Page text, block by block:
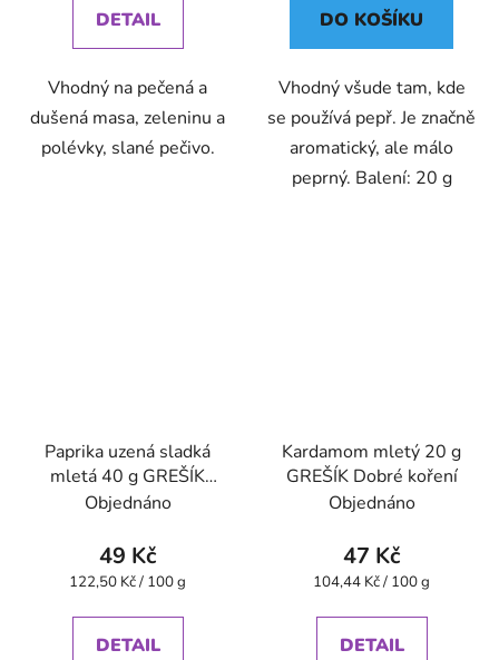
DETAIL
Vhodný na pečená a
dušená masa, zeleninu a
polévky, slané pečivo.
DO KOŠÍKU
Vhodný všude tam, kde
se používá pepř. Je značně
aromatický, ale málo
peprný. Balení: 20 g
Paprika uzená sladká
mletá 40 g GREŠÍK
Dobré koření
Objednáno
49 Kč
Měrná
122,50 Kč / 100 g
DETAIL
Kardamom mletý 20 g
GREŠÍK Dobré koření
Objednáno
47 Kč
Měrná
104,44 Kč / 100 g
DETAIL